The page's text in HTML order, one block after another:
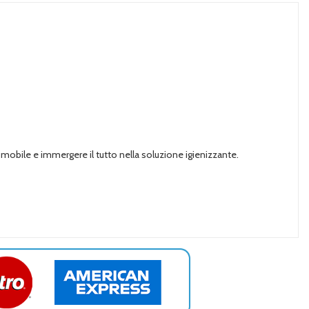
e immergere il tutto nella soluzione igienizzante.